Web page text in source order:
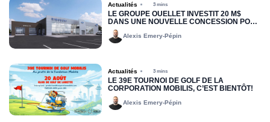
Actualités 3 mins
LE GROUPE OUELLET INVESTIT 20 M$
DANS UNE NOUVELLE CONCESSION POUR
RIMOUSKI FORD
Alexis Emery-Pépin
Actualités 3 mins
LE 39E TOURNOI DE GOLF DE LA
CORPORATION MOBILIS, C’EST BIENTÔT!
Alexis Emery-Pépin